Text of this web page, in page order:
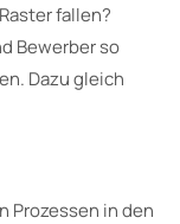
fallen?
Bewerber so
Dazu gleich
Prozessen in den